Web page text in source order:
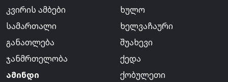
კვირის ამბები
სამართალი
განათლება
ჯანმრთელობა
ამინდი
ხულო
ხელვაჩაური
შუახევი
ქედა
ქობულეთი